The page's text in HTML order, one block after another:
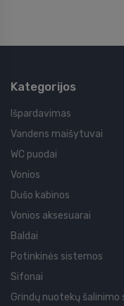
Kategorijos
Išpardavimas
Vandens maišytuvai
WC puodai
Vonios
Dušo kabinos
Vonios aksesuarai
Baldai
Potinkinės sistemos
Sifonai
Grindų nuotekų šalinimo